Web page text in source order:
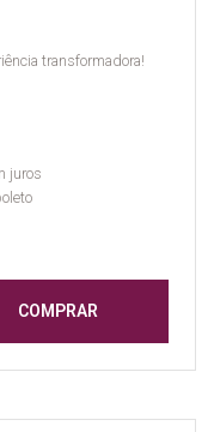
transformadora!
juros
COMPRAR